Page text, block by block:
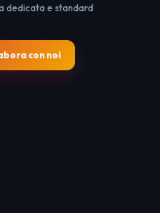
dedicata e standard
con noi